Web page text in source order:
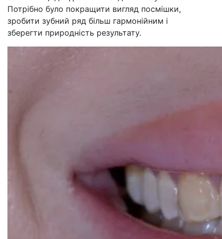
Потрібно було покращити вигляд посмішки,
зробити зубний ряд більш гармонійним і
зберегти природність результату.